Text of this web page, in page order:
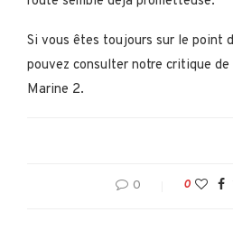
Si vous êtes toujours sur le point
pouvez consulter notre critique de
Marine 2.
0 0